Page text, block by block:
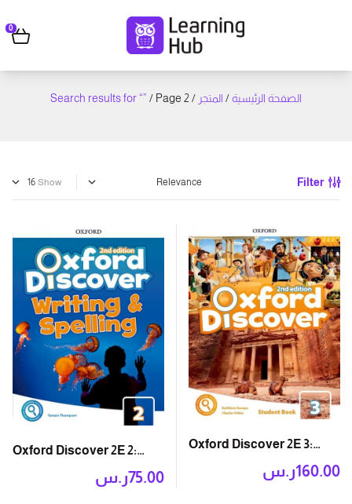
0
الصفحة الرئيسية/ المتجر /
Search results for “” / Page 2
Filter
Show
Oxford Discover 2E 3:
Student Book with App
ر.س160.00
Oxford Discover 2E 2:
Writing and Spelling
ر.س75.00